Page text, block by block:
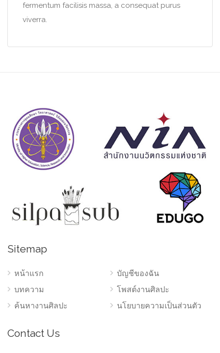
fermentum facilisis massa, a consequat purus
viverra.
Sitemap
หน้าแรก
บทความ
ค้นหางานศิลปะ
บัญชีของฉัน
โพสต์งานศิลปะ
นโยบายความเป็นส่วนตัว
Contact Us